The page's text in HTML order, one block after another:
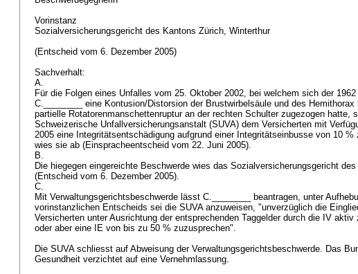
Vorinstanz
Sozialversicherungsgericht des Kantons Zürich, Winterthur
(Entscheid vom 6. Dezember 2005)
Sachverhalt:
A.
Für die Folgen eines Unfalles vom 25. Oktober 2002, bei welchem sich der 1962
C.________ eine Kontusion/Distorsion der Brustwirbelsäule und des
partielle Rotatorenmanschettenruptur an der rechten Schulter zugezogen hatte,
Schweizerische Unfallversicherungsanstalt (SUVA) dem Versicherten mit
2005 eine Integritätsentschädigung aufgrund einer Integritätseinbusse von 10 %
wies sie ab (Einspracheentscheid vom 22. Juni 2005).
B.
Die hiegegen eingereichte Beschwerde wies das Sozialversicherungsgericht
(Entscheid vom 6. Dezember 2005).
C.
Mit Verwaltungsgerichtsbeschwerde lässt C.________ beantragen, unter
vorinstanzlichen Entscheids sei die SUVA anzuweisen, "unverzüglich die
Versicherten unter Ausrichtung der entsprechenden Taggelder durch die IV aktiv
oder aber eine IE von bis zu 50 % zuzusprechen".
Die SUVA schliesst auf Abweisung der Verwaltungsgerichtsbeschwerde. Das
Gesundheit verzichtet auf eine Vernehmlassung.